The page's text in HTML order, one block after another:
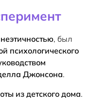
, был
психологического
Джонсона.
из детского дома.